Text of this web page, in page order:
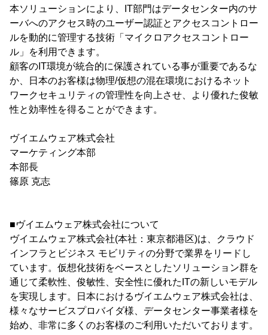
本ソリューションにより、IT部門はデータセンター内のサ
ーバへのアクセス時のユーザー認証とアクセスコントロー
ルを動的に管理する技術「マイクロアクセスコントロー
ル」を利用できます。
顧客のIT環境が統合的に保護されている事が重要であるな
か、日本のお客様は物理/仮想の混在環境におけるネット
ワークセキュリティの管理性を向上させ、より優れた俊敏
性と効率性を得ることができます。
ヴイエムウェア株式会社
マーケティング本部
本部長
篠原 克志
■ヴイエムウェア株式会社について
ヴイエムウェア株式会社(本社：東京都港区)は、クラウド
インフラとビジネス モビリティの分野で業界をリードし
ています。仮想化技術をベースとしたソリューション群を
通じて柔軟性、俊敏性、安全性に優れたITの新しいモデル
を実現します。日本におけるヴイエムウェア株式会社は、
様々なサービスプロバイダ様、データセンター事業者様を
始め、非常に多くのお客様のご利用いただいております。